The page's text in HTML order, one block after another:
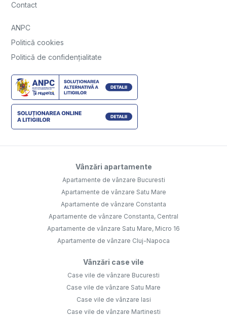
Contact
ANPC
Politică cookies
Politică de confidențialitate
Vânzări apartamente
Apartamente de vânzare Bucuresti
Apartamente de vânzare Satu Mare
Apartamente de vânzare Constanta
Apartamente de vânzare Constanta, Central
Apartamente de vânzare Satu Mare, Micro 16
Apartamente de vânzare Cluj-Napoca
Vânzări case vile
Case vile de vânzare Bucuresti
Case vile de vânzare Satu Mare
Case vile de vânzare Iasi
Case vile de vânzare Martinesti